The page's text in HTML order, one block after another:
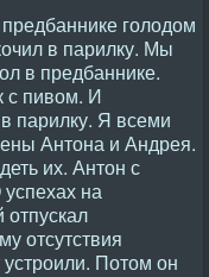
голодом
в парилку. Мы
в предбаннике.
с пивом. И
парилку. Я всеми
Антона и Андрея.
их. Антон с
на
отсутствия
Потом он